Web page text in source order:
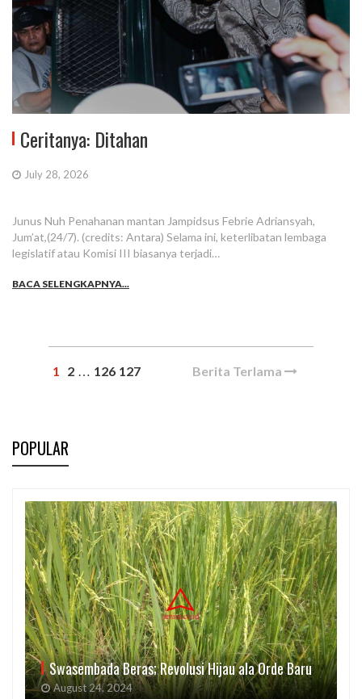
Ceritanya: Ditahan
July 28, 2026
Junus Nuh Penahanan mantan Jampidsus Febrie Adriansyah,
Jum’at,(24/7). (credits: Antara) Selama ini, keterlibatan lembaga
legislatif atau Komisi III biasanya terjadi…
BACA SELENGKAPNYA...
1 2 … 126 127 Berita Terlama
POPULAR
Swasembada Beras; Revolusi Hijau ala Orde Baru
August 24, 2024